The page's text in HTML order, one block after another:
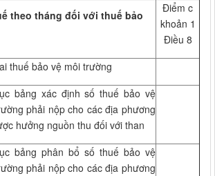
theo tháng đối với thuế bảo
Điểm c
khoản 1
Điều 8
thuế bảo vệ môi trường
bảng xác định số thuế bảo vệ
phải nộp cho các địa phương
hưởng nguồn thu đối với than
bảng phân bổ số thuế bảo vệ
phải nộp cho các địa phương